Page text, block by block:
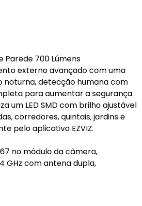
Parede 700 Lúmens
externo avançado com uma
noturna, detecção humana com
para aumentar a segurança
um LED SMD com brilho ajustável
corredores, quintais, jardins e
pelo aplicativo EZVIZ.
no módulo da câmera,
GHz com antena dupla,